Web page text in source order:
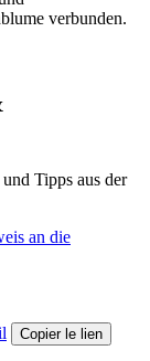
verbunden.
Tipps aus der
an die
Copier le lien